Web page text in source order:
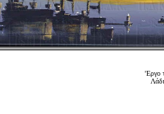
'Εργο